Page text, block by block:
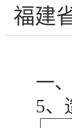
福建
一
5、